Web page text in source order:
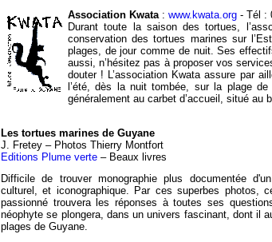
Association Kwata : www.kwata.org - Tél :
Durant toute la saison des tortues,
conservation des tortues marines sur
plages, de jour comme de nuit. Ses
aussi, n’hésitez pas à proposer vos
douter ! L’association Kwata assure par
l’été, dès la nuit tombée, sur la plage
généralement au carbet d’accueil, situé au
Les tortues marines de Guyane
J. Fretey – Photos Thierry Montfort
Editions Plume verte – Beaux livres
Difficile de trouver monographie plus documentée
culturel, et iconographique. Par ces superbes photos,
passionné trouvera les réponses à toutes ses
néophyte se plongera, dans un univers fascinant, dont il
plages de Guyane.